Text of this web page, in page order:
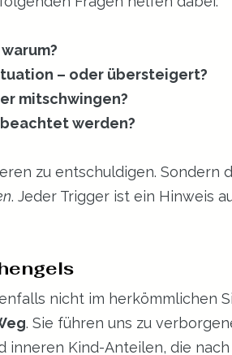
– oder übersteigert?
mitschwingen?
werden?
zu entschuldigen. Sondern
. Jeder Trigger ist ein Hinweis
nicht im herkömmlichen
. Sie führen uns zu
inneren Kind-Anteilen, die nach